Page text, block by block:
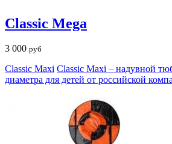
Classic Mega
3 000 руб
Classic Maxi Classic Maxi – надувной
диаметра для детей от российской